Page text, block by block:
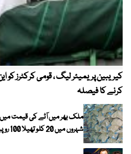
کرنے کا فیصلہ
ملک بھر میں آٹے کی قیمت
شہروں میں 20 کلو تھیلا 100 روپے تک مہنگا